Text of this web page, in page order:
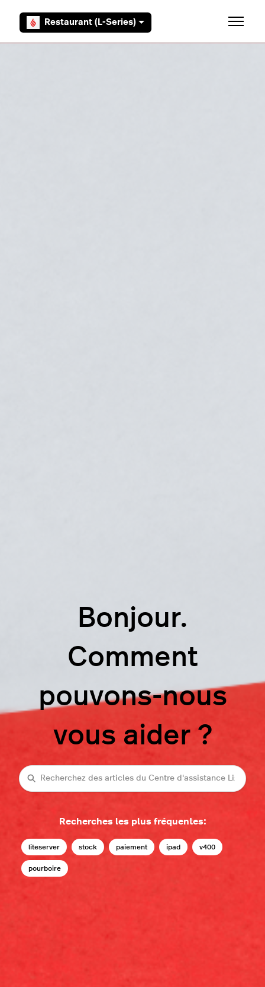
Restaurant (L-Series) Ouvrir/
Bonjour.
Comment
pouvons-nous
vous aider ?
Recherche
Recherches les plus fréquentes:
liteserver stock paiement ipad v400
pourboire